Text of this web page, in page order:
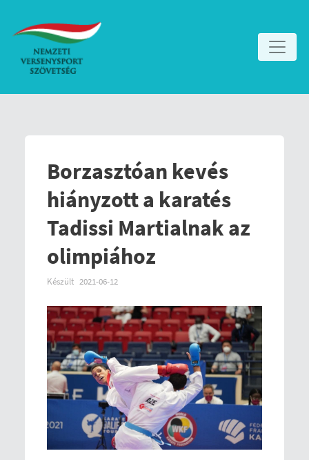
Borzasztóan kevés
hiányzott a karatés
Tadissi Martialnak az
olimpiához
Készült 2021-06-12